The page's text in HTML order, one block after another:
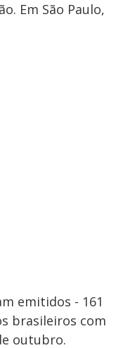
Em São Paulo,
emitidos - 161
brasileiros com
outubro.